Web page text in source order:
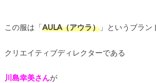
この服は「AULA（アウラ）」というブラン
クリエイティブディレクターである
川島幸美さんが